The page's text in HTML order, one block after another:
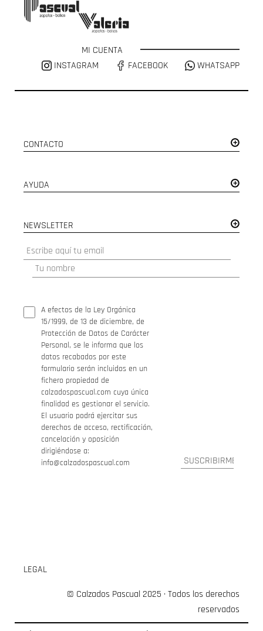
MI CUENTA
INSTAGRAM
FACEBOOK WHATSAPP
CONTACTO
AYUDA
NEWSLETTER
A efectos de la Ley Orgánica
15/1999, de 13 de diciembre, de
Protección de Datos de Carácter
Personal, se le informa que los
datos recabados por este
formulario serán incluidos en un
fichero propiedad de
calzadospascual.com cuya única
finalidad es gestionar el servicio.
El usuario podrá ejercitar sus
derechos de acceso, rectificación,
cancelación y oposición
dirigiéndose a:
info@calzadospascual.com
LEGAL
© Calzados Pascual 2025 · Todos los derechos
reservados